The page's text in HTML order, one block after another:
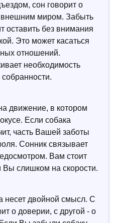
сон говорит о
миром. Забыть
оставить без внимания
Это может касаться
отношений.
необходимость
движение, в котором
Если собака
часть Вашей заботы
Сонник связывает
Вам стоит
Вы слишком на скорости.
несет двойной смысл. С
о доверии, с другой - о